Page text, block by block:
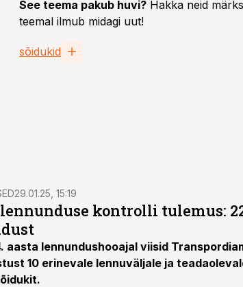
See teema pakub huvi? Hakka neid
teemal ilmub midagi uut!
sõidukid
29.01.25, 15:19
kontrolli tulemus:
aasta lennundushooajal viisid
10 erinevale lennuväljale ja